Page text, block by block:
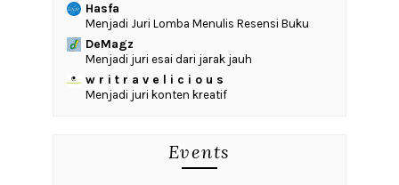
Hasfa
Menjadi Juri Lomba Menulis Resensi Buku
DeMagz
Menjadi juri esai dari jarak jauh
w r i t r a v e l i c i o u s
Menjadi juri konten kreatif
Events